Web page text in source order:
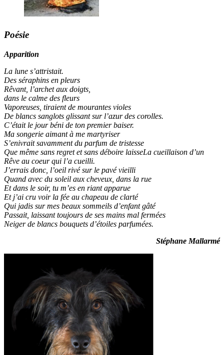
Poésie
Apparition
La lune s’attristait.
Des séraphins en pleurs
Rêvant, l’archet aux doigts,
dans le calme des fleurs
Vaporeuses, tiraient de mourantes violes
De blancs sanglots glissant sur l’azur des corolles.
C’était le jour béni de ton premier baiser.
Ma songerie aimant à me martyriser
S’enivrait savamment du parfum de tristesse
Que même sans regret et sans déboire laisseLa cueillaison d’un
Rêve au coeur qui l’a cueilli.
J’errais donc, l’oeil rivé sur le pavé vieilli
Quand avec du soleil aux cheveux, dans la rue
Et dans le soir, tu m’es en riant apparue
Et j’ai cru voir la fée au chapeau de clarté
Qui jadis sur mes beaux sommeils d’enfant gâté
Passait, laissant toujours de ses mains mal fermées
Neiger de blancs bouquets d’étoiles parfumées.
Stéphane Mallarmé